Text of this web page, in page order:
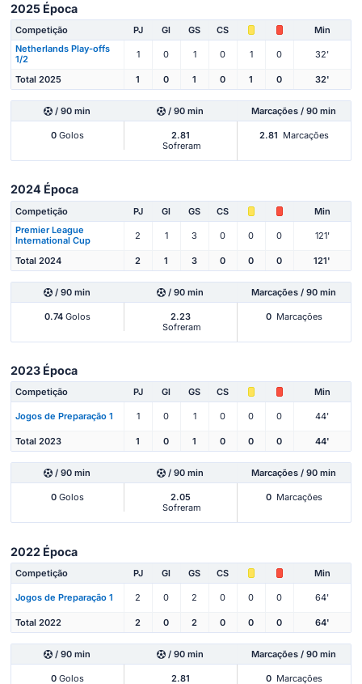
2025 Época
Competição PJ Gl GS CS
Min
Netherlands Play-offs
1/2
1 0 1 0 1 0 32'
Total 2025 1 0 1 0 1 0 32'
/ 90 min / 90 min Marcações / 90 min
0Golos
2.81
Sofreram
2.81 Marcações
2024 Época
Competição PJ Gl GS CS
Min
Premier League
International Cup
2 1 3 0 0 0 121'
Total 2024 2 1 3 0 0 0 121'
/ 90 min / 90 min Marcações / 90 min
0.74Golos
2.23
Sofreram
0 Marcações
2023 Época
Competição PJ Gl GS CS Min
Jogos de Preparação 1 1 0 1 0 0 0 44'
Total 2023 1 0 1 0 0 0 44'
/ 90 min / 90 min Marcações / 90 min
0Golos
2.05
Sofreram
0 Marcações
2022 Época
Competição PJ Gl GS CS Min
Jogos de Preparação 1 2 0 2 0 0 0 64'
Total 2022 2 0 2 0 0 0 64'
/ 90 min / 90 min Marcações / 90 min
0Golos
2.81
0 Marcações